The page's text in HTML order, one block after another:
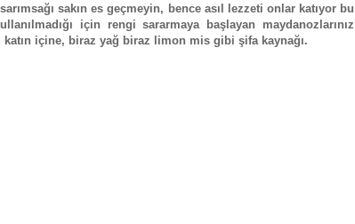
sakın es geçmeyin, bence asıl lezzeti onlar katıyor bu
için rengi sararmaya başlayan maydanozlarınız
içine, biraz yağ biraz limon mis gibi şifa kaynağı.